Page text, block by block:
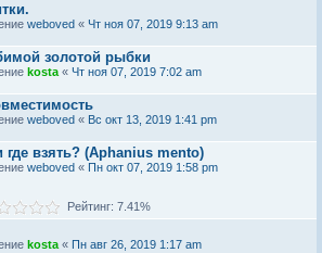
weboved « Чт ноя 07, 2019 9:13 am
золотой рыбки
kosta « Чт ноя 07, 2019 7:02 am
weboved « Вс окт 13, 2019 1:41 pm
где взять? (Aphanius mento)
weboved « Пн окт 07, 2019 1:58 pm
Рейтинг: 7.41%
kosta « Пн авг 26, 2019 1:17 am